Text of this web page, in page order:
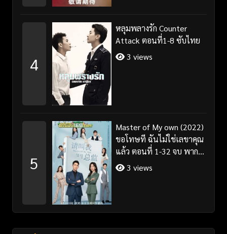
4
หลุมพลางรัก Counter
Attack ตอนที่1-8 ซับไทย
3 views
5
Master of My own (2022)
ขอโทษที ฉันไม่ใช่เลขาคุณ
แล้ว ตอนที่ 1-32 จบ พากย์
ไทย/ซับไทย
3 views